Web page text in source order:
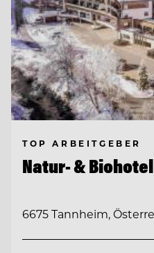
TOP ARBEITGEBER
Natur- &
6675 Tannheim,